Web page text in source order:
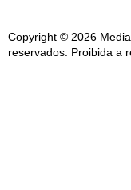
Copyright © 2026
reservados. Proibida a